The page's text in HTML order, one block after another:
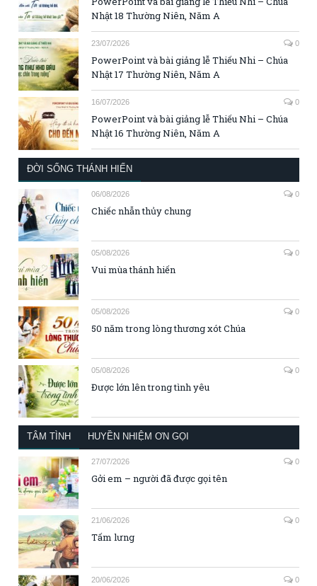
Nhật 18 Thường Niên, Năm A
23/07/2026 0
PowerPoint và bài giảng lễ Thiếu Nhi – Chúa
Nhật 17 Thường Niên, Năm A
16/07/2026 0
PowerPoint và bài giảng lễ Thiếu Nhi – Chúa
Nhật 16 Thường Niên, Năm A
ĐỜI SỐNG THÁNH HIẾN
06/08/2026 0
Chiếc nhẫn thủy chung
05/08/2026 0
Vui mùa thánh hiến
05/08/2026 0
50 năm trong lòng thương xót Chúa
05/08/2026 0
Được lớn lên trong tình yêu
TÂM TÌNH HUYỀN NHIỆM ƠN GỌI
27/07/2026 0
Gởi em – người đã được gọi tên
21/06/2026 0
Tấm lưng
20/06/2026 0